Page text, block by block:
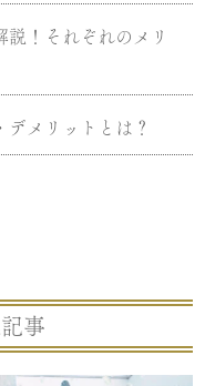
！それぞれのメリ
デメリットとは？
事